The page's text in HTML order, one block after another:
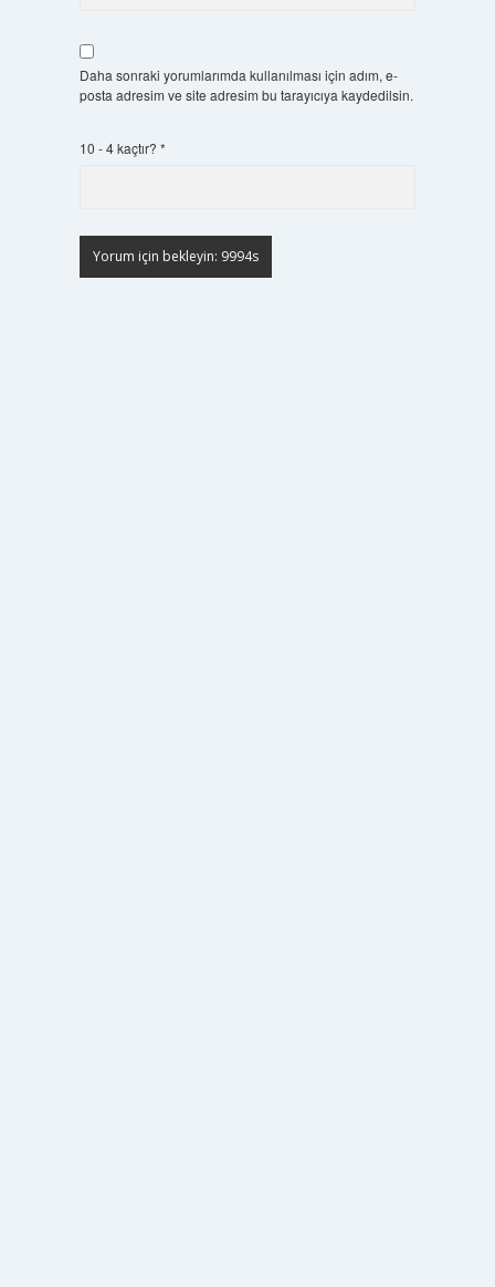
Daha sonraki yorumlarımda kullanılması için adım, e-
posta adresim ve site adresim bu tarayıcıya kaydedilsin.
10 - 4 kaçtır? *